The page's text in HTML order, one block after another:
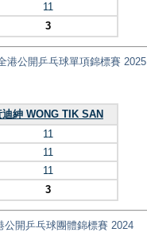
11
3
港公開乒乓球單項錦標賽 2025
迪紳 WONG TIK SAN
11
11
11
3
公開乒乓球團體錦標賽 2024